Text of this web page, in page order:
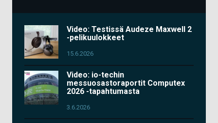
Video: Testissä Audeze Maxwell 2
-pelikuulokkeet
15.6.2026
Video: io-techin
messuosastoraportit Computex
2026 -tapahtumasta
3.6.2026